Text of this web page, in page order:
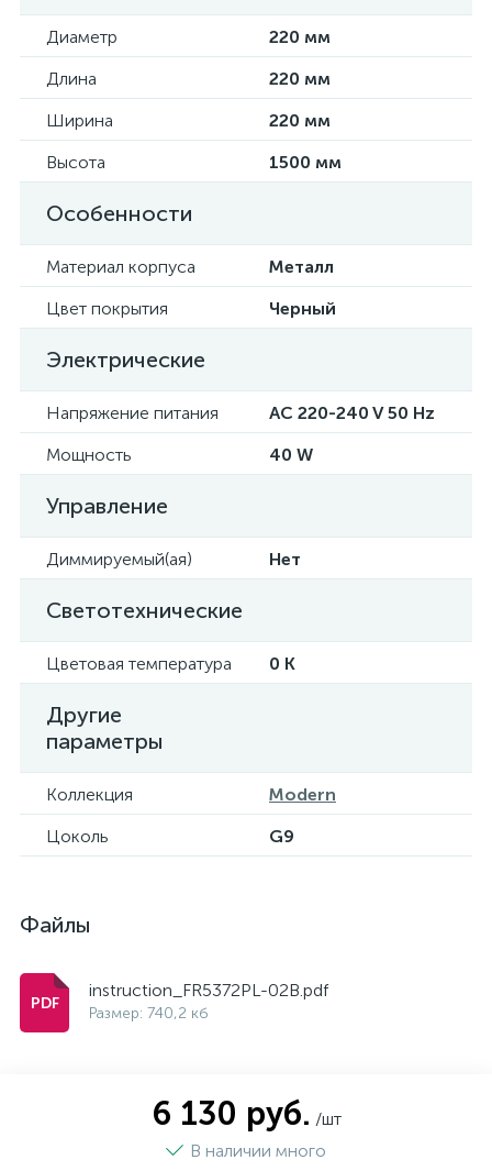
Диаметр
220 мм
Длина
220 мм
Ширина
220 мм
Высота
1500 мм
Особенности
Материал корпуса
Металл
Цвет покрытия
Черный
Электрические
Напряжение питания
AC 220-240 V 50 Hz
Мощность
40 W
Управление
Диммируемый(ая) Нет
Светотехнические
Цветовая температура 0 K
Другие
параметры
Коллекция
Modern
Цоколь
G9
Файлы
instruction_FR5372PL-02B.pdf
Размер: 740,2 кб
6 130 руб. /шт
В наличии много